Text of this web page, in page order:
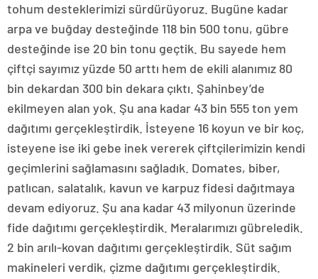
tohum desteklerimizi sürdürüyoruz. Bugüne kadar
arpa ve buğday desteğinde 118 bin 500 tonu, gübre
desteğinde ise 20 bin tonu geçtik. Bu sayede hem
çiftçi sayımız yüzde 50 arttı hem de ekili alanımız 80
bin dekardan 300 bin dekara çıktı. Şahinbey’de
ekilmeyen alan yok. Şu ana kadar 43 bin 555 ton yem
dağıtımı gerçekleştirdik. İsteyene 16 koyun ve bir koç,
isteyene ise iki gebe inek vererek çiftçilerimizin kendi
geçimlerini sağlamasını sağladık. Domates, biber,
patlıcan, salatalık, kavun ve karpuz fidesi dağıtmaya
devam ediyoruz. Şu ana kadar 43 milyonun üzerinde
fide dağıtımı gerçekleştirdik. Meralarımızı gübreledik.
2 bin arılı-kovan dağıtımı gerçekleştirdik. Süt sağım
makineleri verdik, çizme dağıtımı gerçekleştirdik.